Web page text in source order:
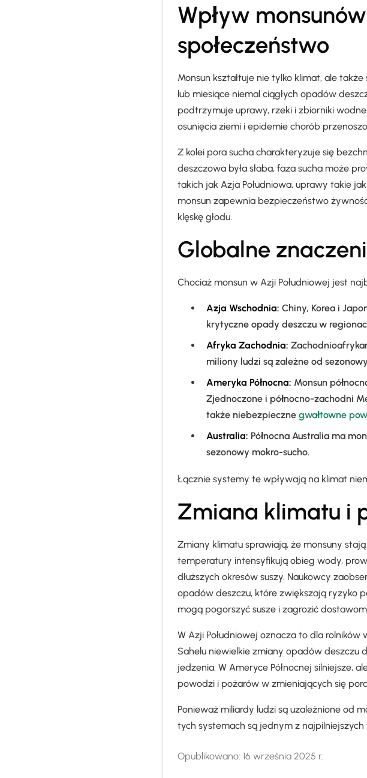
Wpływ
społeczeństwo
Monsun kształtuje nie tylko klimat, ale
lub miesiące niemal ciągłych opadów
podtrzymuje uprawy, rzeki i zbiorniki
osunięcia ziemi i epidemie chorób
Z kolei pora sucha charakteryzuje się
deszczowa była słaba, faza sucha może
takich jak Azja Południowa, uprawy takie
monsun zapewnia bezpieczeństwo
klęskę głodu.
Globalne
Chociaż monsun w Azji Południowej jest
Azja Wschodnia: Chiny, Korea i
krytyczne opady deszczu w
Afryka Zachodnia:
miliony ludzi są zależne od
Ameryka Północna: Monsun
Zjednoczone i północno-zachodni
także niebezpieczne gwałtowne
Australia: Północna Australia ma
sezonowy mokro-sucho.
Łącznie systemy te wpływają na klimat
Zmiana klimatu i
Zmiany klimatu sprawiają, że monsuny
temperatury intensyfikują obieg wody,
dłuższych okresów suszy. Naukowcy
opadów deszczu, które zwiększają ryzyko
mogą pogorszyć susze i zagrozić
W Azji Południowej oznacza to dla
Sahelu niewielkie zmiany opadów deszczu
jedzenia. W Ameryce Północnej silniejsze,
powodzi i pożarów w zmieniających się
Ponieważ miliardy ludzi są uzależnione od
tych systemach są jednym z
Opublikowano: 16 września 2025 r.